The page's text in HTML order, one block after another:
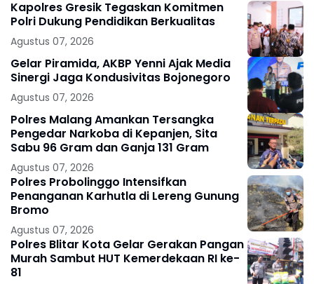
Kapolres Gresik Tegaskan Komitmen
Polri Dukung Pendidikan Berkualitas
Agustus 07, 2026
Gelar Piramida, AKBP Yenni Ajak Media
Sinergi Jaga Kondusivitas Bojonegoro
Agustus 07, 2026
Polres Malang Amankan Tersangka
Pengedar Narkoba di Kepanjen, Sita
Sabu 96 Gram dan Ganja 131 Gram
Agustus 07, 2026
Polres Probolinggo Intensifkan
Penanganan Karhutla di Lereng Gunung
Bromo
Agustus 07, 2026
Polres Blitar Kota Gelar Gerakan Pangan
Murah Sambut HUT Kemerdekaan RI ke-
81